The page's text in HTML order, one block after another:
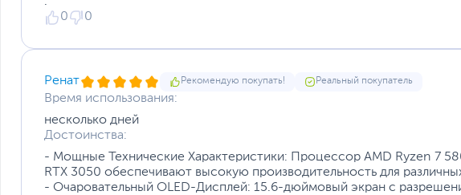
16 ГБ
память DDR4-3200
1 ТБ
Операционная система
Операционная система
Внимание
Размеры и вес
Размеры (Ш х В х Г)
35.9 x
Вес, кг
1.7
0
0
Ренат Рекомендую покупать! Реальный покупатель
Время использования:
несколько дней
Достоинства:
- Мощные Технические Характеристики: Процессор AMD Ryzen 7
RTX 3050 обеспечивают высокую производительность для
- Очаровательный OLED-Дисплей: 15.6-дюймовый экран с